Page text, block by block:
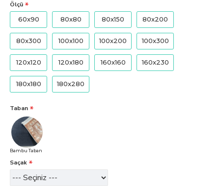
Ölçü
60x90
80x80 80x150 80x200
80x300 100x100 100x200 100x300
120x120 120x180 160x160 160x230
180x180 180x280
Taban
Bambu Taban
Saçak